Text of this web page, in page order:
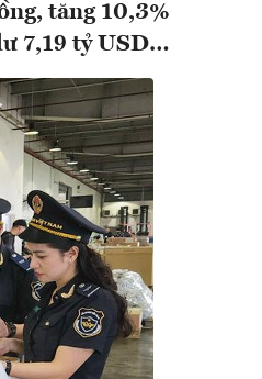
tăng 10,3%
7,19 tỷ USD…